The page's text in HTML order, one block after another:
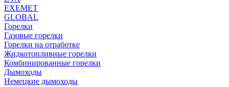
EXEMET
GLOBAL
Горелки
Газовые горелки
Горелки на отработке
Жидкотопливные горелки
Комбинированные горелки
Дымоходы
Немецкие дымоходы